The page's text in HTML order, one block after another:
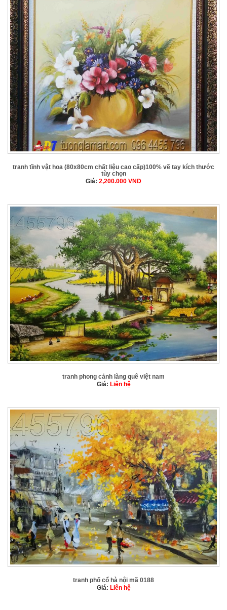
tranh tĩnh vật hoa (80x80cm chất liệu cao cấp)100% vẽ tay kích thước
tùy chọn
Giá: 2,200.000 VND
tranh phong cảnh làng quê việt nam
Giá: Liên hệ
tranh phố cổ hà nội mã 0188
Giá: Liên hệ